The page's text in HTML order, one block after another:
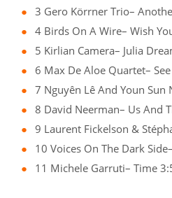
3 Gero Körrner Trio–
4 Birds On A Wire– Wish
5 Kirlian Camera– Julia
6 Max De Aloe Quartet–
7 Nguyên Lê And Youn Sun
8 David Neerman– Us And
9 Laurent Fickelson &
10 Voices On The Dark
11 Michele Garruti– Time